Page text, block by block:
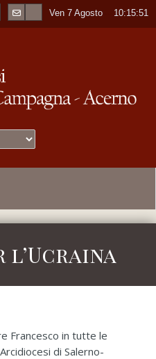
Ven 7 Agosto 10:15:51
Francesco in tutte le
di Salerno-